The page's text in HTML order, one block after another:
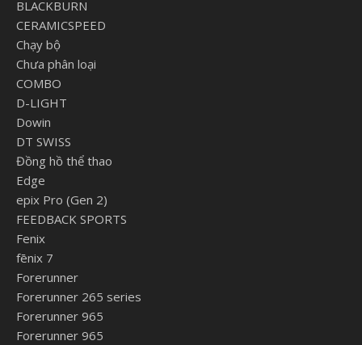
BLACKBURN
CERAMICSPEED
Chạy bộ
Chưa phân loại
COMBO
D-LIGHT
Dowin
DT SWISS
Đồng hồ thể thao
Edge
epix Pro (Gen 2)
FEEDBACK SPORTS
Fenix
fēnix 7
Forerunner
Forerunner 265 series
Forerunner 965
Forerunner 965